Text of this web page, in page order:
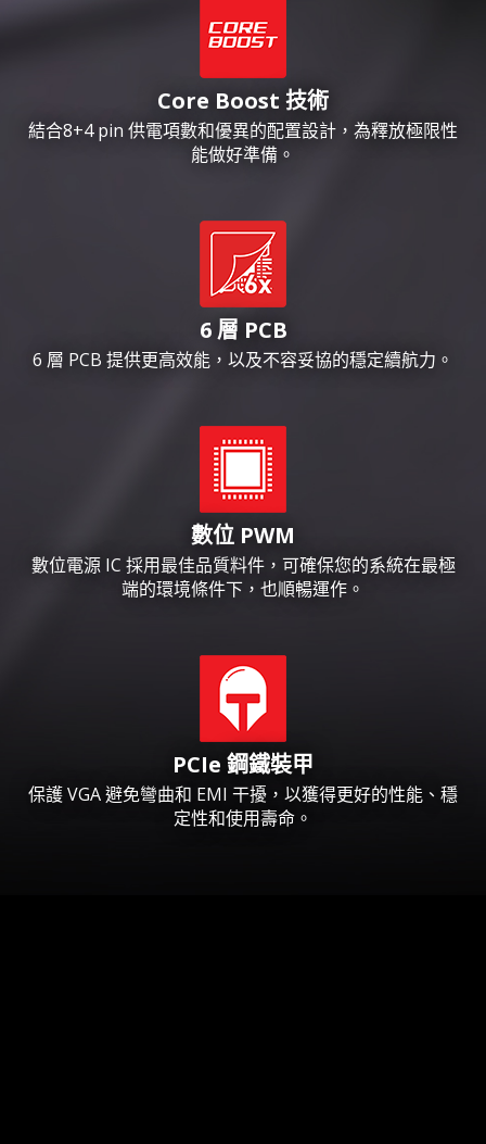
Core Boost 技術
結合8+4 pin 供電項數和優異的配置設計，為釋放極限性
能做好準備。
6 層 PCB
6 層 PCB 提供更高效能，以及不容妥協的穩定續航力。
數位 PWM
數位電源 IC 採用最佳品質料件，可確保您的系統在最極
端的環境條件下，也順暢運作。
PCIe 鋼鐵裝甲
保護 VGA 避免彎曲和 EMI 干擾，以獲得更好的性能、穩
定性和使用壽命。